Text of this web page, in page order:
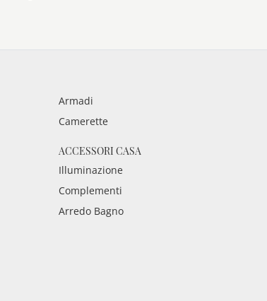
Armadi
Camerette
ACCESSORI CASA
Illuminazione
Complementi
Arredo Bagno